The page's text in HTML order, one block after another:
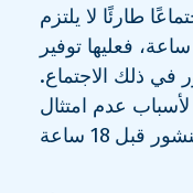
طارئًا لا يلتزم
بشرط الإشعار المنشور قبل 18 ساعة، فعليها توفير
في ذلك الاجتماع.
عدم امتثال